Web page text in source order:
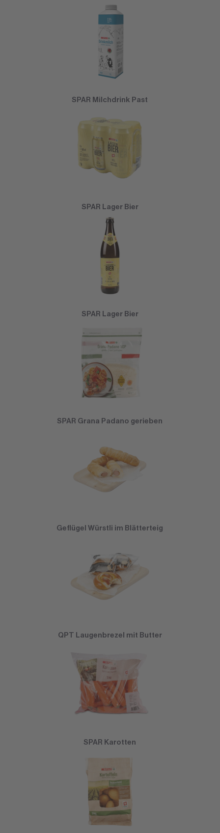
SPAR Milchdrink Past
SPAR Lager Bier
SPAR Lager Bier
SPAR Grana Padano gerieben
Geflügel Würstli im Blätterteig
QPT Laugenbrezel mit Butter
SPAR Karotten